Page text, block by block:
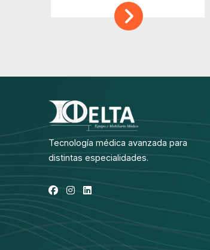
Tecnología médica avanzada para
distintas especialidades.